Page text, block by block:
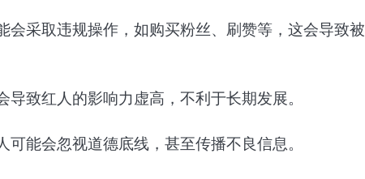
采取违规操作，如购买粉丝、刷赞等，这会导致被
致红人的影响力虚高，不利于长期发展。
能会忽视道德底线，甚至传播不良信息。